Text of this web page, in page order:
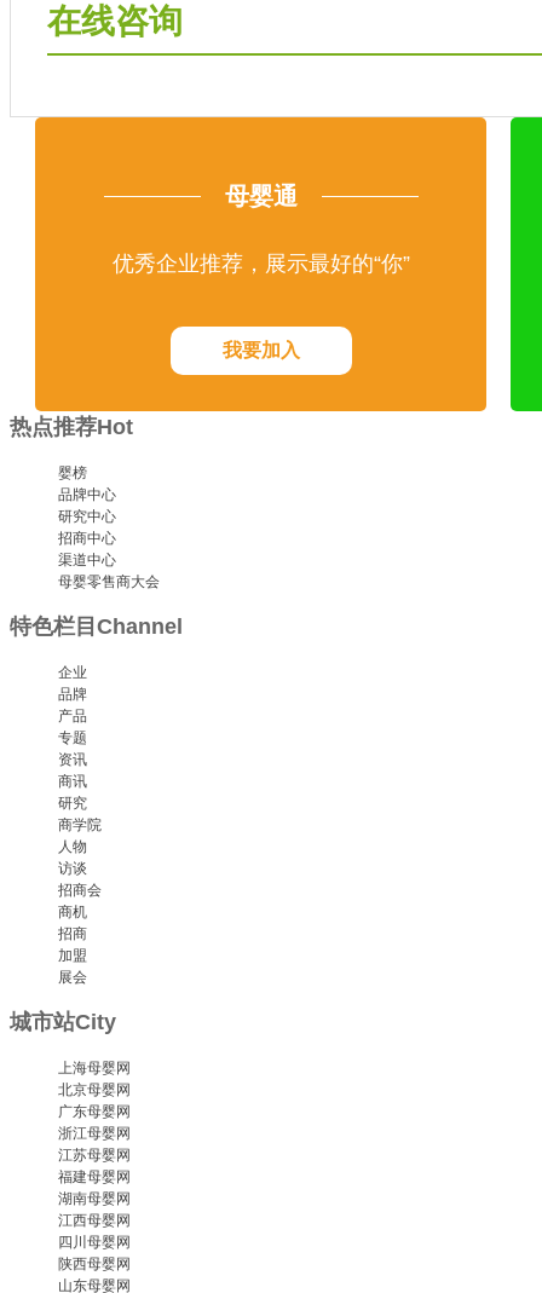
在线咨询
母婴通
优秀企业推荐，展示最好的“你”
我要加入
热点推荐Hot
婴榜
品牌中心
研究中心
招商中心
渠道中心
母婴零售商大会
特色栏目 Channel
企业
品牌
产品
专题
资讯
商讯
研究
商学院
人物
访谈
招商会
商机
招商
加盟
展会
城市站City
上海母婴网
北京母婴网
广东母婴网
浙江母婴网
江苏母婴网
福建母婴网
湖南母婴网
江西母婴网
四川母婴网
陕西母婴网
山东母婴网